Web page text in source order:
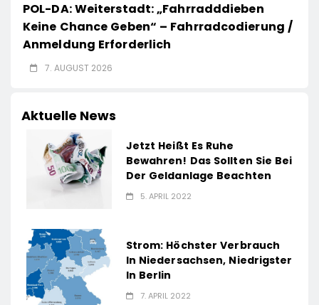
POL-DA: Weiterstadt: „Fahrradddieben
Keine Chance Geben“ – Fahrradcodierung /
Anmeldung Erforderlich
7. AUGUST 2026
Aktuelle News
Jetzt Heißt Es Ruhe
Bewahren! Das Sollten Sie Bei
Der Geldanlage Beachten
5. APRIL 2022
Strom: Höchster Verbrauch
In Niedersachsen, Niedrigster
In Berlin
7. APRIL 2022